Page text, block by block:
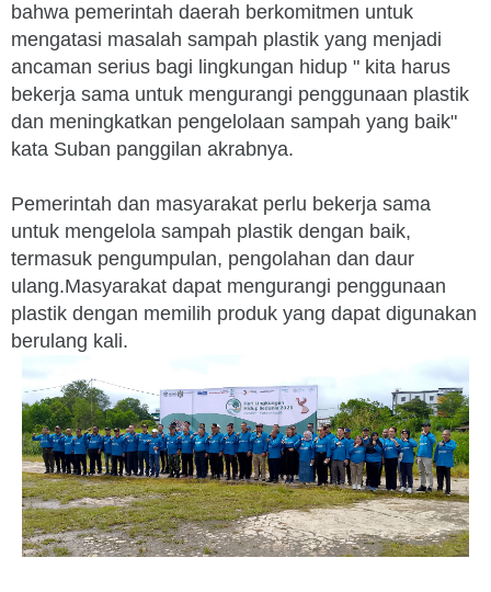
bahwa pemerintah daerah berkomitmen untuk
mengatasi masalah sampah plastik yang menjadi
ancaman serius bagi lingkungan hidup " kita harus
bekerja sama untuk mengurangi penggunaan plastik
dan meningkatkan pengelolaan sampah yang baik"
kata Suban panggilan akrabnya.
Pemerintah dan masyarakat perlu bekerja sama
untuk mengelola sampah plastik dengan baik,
termasuk pengumpulan, pengolahan dan daur
ulang.Masyarakat dapat mengurangi penggunaan
plastik dengan memilih produk yang dapat digunakan
berulang kali.